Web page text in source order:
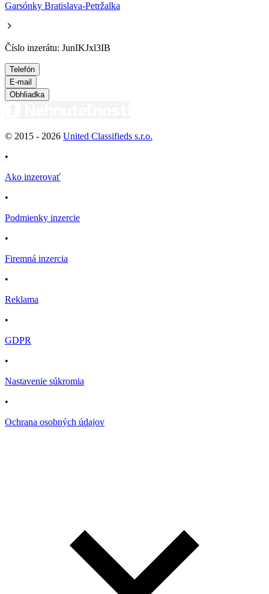
Garsónky Bratislava-Petržalka
Číslo inzerátu: JunIKJxl3IB
Telefón
E-mail
Obhliadka
© 2015 - 2026 United Classifieds s.r.o.
•
Ako inzerovať
•
Podmienky inzercie
•
Firemná inzercia
•
Reklama
•
GDPR
•
Nastavenie súkromia
•
Ochrana osobných údajov